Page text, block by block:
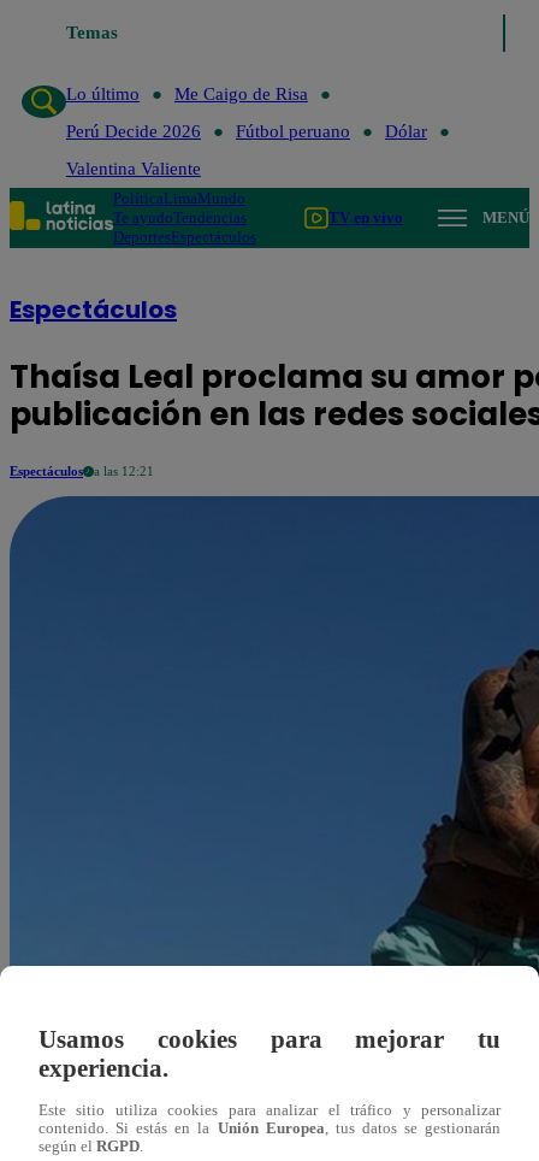
Temas
Lo último
Me Caigo de Risa
Perú Decide 2026
Fútbol peruano
Dólar
Valentina Valiente
PolíticaLimaMundo
Te ayudoTendencias
DeportesEspectáculos
TV en vivo MENÚ
Espectáculos
Thaísa Leal proclama su amor
publicación en las redes
Espectáculos a las 12:21
Redacción Latina
Usamos cookies para mejorar tu
experiencia.
Este sitio utiliza cookies para analizar el tráfico y personalizar
contenido. Si estás en la Unión Europea, tus datos se gestionarán
según el RGPD.